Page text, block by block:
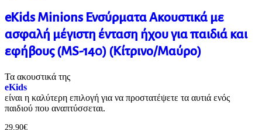
eKids Minions Ενσύρματα Ακουστικά με
ασφαλή μέγιστη ένταση ήχου για παιδιά και
εφήβους (MS-140) (Κίτρινο/Μαύρο)
Τα ακουστικά της
eKids
είναι η καλύτερη επιλογή για να προστατέψετε τα αυτιά ενός
παιδιού που αναπτύσσεται.
29,90€